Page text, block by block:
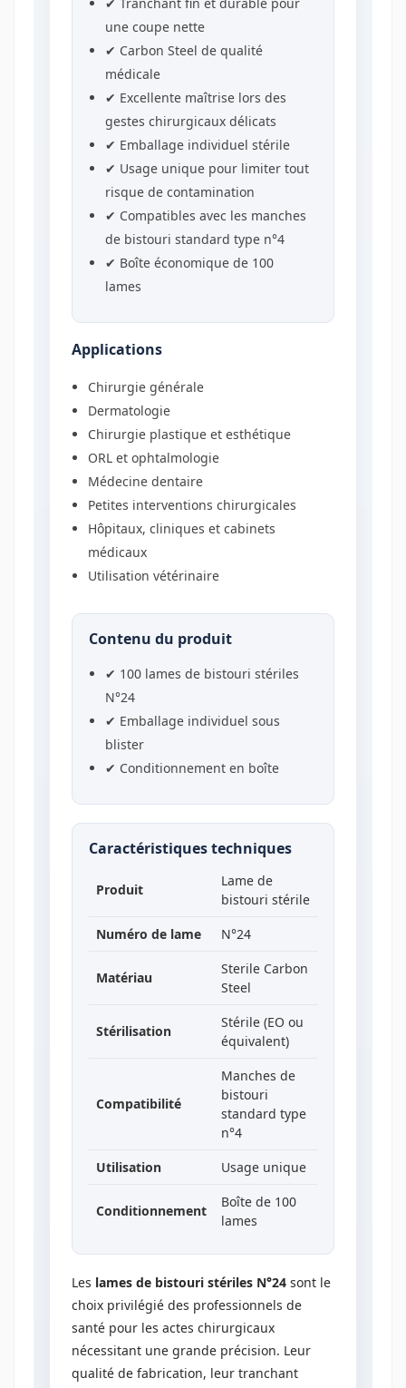
une coupe nette
✔ Carbon Steel de qualité
médicale
✔ Excellente maîtrise lors des
gestes chirurgicaux délicats
✔ Emballage individuel stérile
✔ Usage unique pour limiter tout
risque de contamination
✔ Compatibles avec les manches
de bistouri standard type n°4
✔ Boîte économique de 100
lames
Applications
Chirurgie générale
Dermatologie
Chirurgie plastique et esthétique
ORL et ophtalmologie
Médecine dentaire
Petites interventions chirurgicales
Hôpitaux, cliniques et cabinets
médicaux
Utilisation vétérinaire
Contenu du produit
✔ 100 lames de bistouri stériles
N°24
✔ Emballage individuel sous
blister
✔ Conditionnement en boîte
Caractéristiques techniques
Produit
Lame de
bistouri stérile
Numéro de lame
N°24
Matériau
Sterile Carbon
Steel
Stérilisation
Stérile (EO ou
équivalent)
Compatibilité
Manches de
bistouri
standard type
n°4
Utilisation
Usage unique
Conditionnement
Boîte de 100
lames
Les lames de bistouri stériles N°24 sont le
choix privilégié des professionnels de
santé pour les actes chirurgicaux
nécessitant une grande précision. Leur
qualité de fabrication, leur tranchant